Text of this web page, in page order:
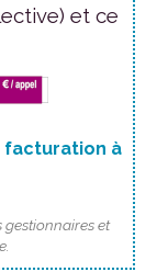
et ce
facturation à
et